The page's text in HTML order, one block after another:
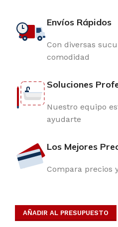
Envíos Rápidos
Con diversas
comodidad
Soluciones
Nuestro equipo
ayudarte
Los Mejores
Compara precios
AÑADIR AL PRESUPUESTO